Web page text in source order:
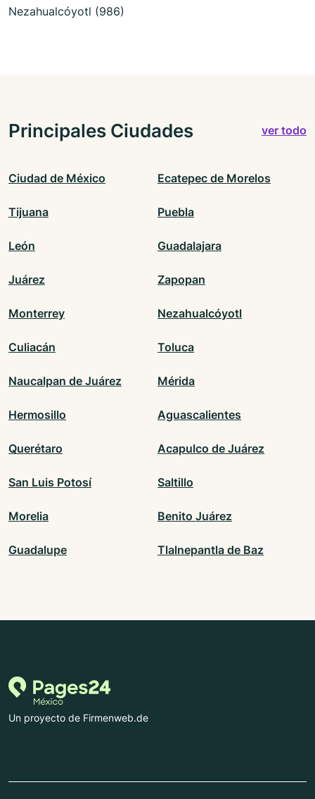
Nezahualcóyotl (986)
Principales Ciudades ver todo
Ciudad de México Ecatepec de Morelos
Tijuana Puebla
León Guadalajara
Juárez Zapopan
Monterrey Nezahualcóyotl
Culiacán Toluca
Naucalpan de Juárez Mérida
Hermosillo Aguascalientes
Querétaro Acapulco de Juárez
San Luis Potosí Saltillo
Morelia Benito Juárez
Guadalupe Tlalnepantla de Baz
Un proyecto de Firmenweb.de